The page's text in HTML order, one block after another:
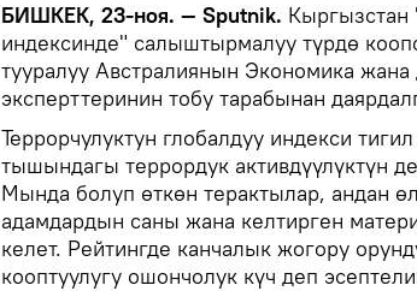
БИШКЕК, 23-ноя. — Sputnik. Кыргызстан
индексинде" салыштырмалуу түрдө
тууралуу Австралиянын Экономика
эксперттеринин тобу тарабынан
Террорчулуктун глобалдуу индекси
тышындагы террордук активдүүлүктүн
Мында болуп өткөн терактылар, андан
адамдардын саны жана келтирген
келет. Рейтингде канчалык жогору
кооптуулугу ошончолук күч деп